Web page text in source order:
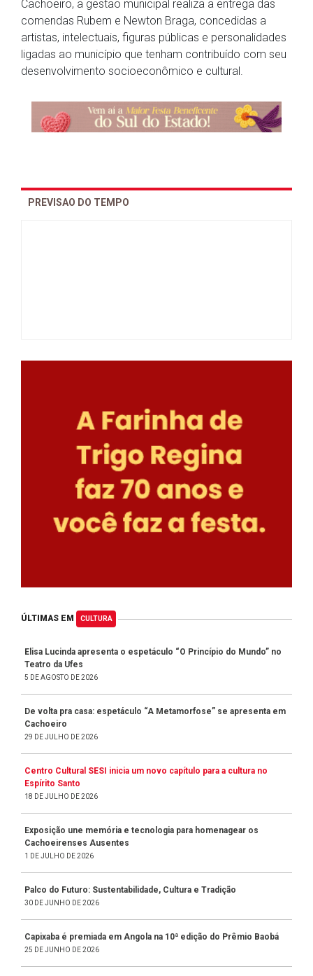
Cachoeiro, a gestão municipal realiza a entrega das
comendas Rubem e Newton Braga, concedidas a
artistas, intelectuais, figuras públicas e personalidades
ligadas ao município que tenham contribuído com seu
desenvolvimento socioeconômico e cultural.
PREVISAO DO TEMPO
ÚLTIMAS EM CULTURA
Elisa Lucinda apresenta o espetáculo “O Princípio do Mundo” no
Teatro da Ufes
5 DE AGOSTO DE 2026
De volta pra casa: espetáculo “A Metamorfose” se apresenta em
Cachoeiro
29 DE JULHO DE 2026
Centro Cultural SESI inicia um novo capítulo para a cultura no
Espírito Santo
18 DE JULHO DE 2026
Exposição une memória e tecnologia para homenagear os
Cachoeirenses Ausentes
1 DE JULHO DE 2026
Palco do Futuro: Sustentabilidade, Cultura e Tradição
30 DE JUNHO DE 2026
Capixaba é premiada em Angola na 10ª edição do Prêmio Baobá
25 DE JUNHO DE 2026